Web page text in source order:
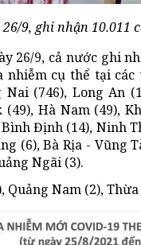
26/9, ghi nhận 10.011
26/9, cả nước ghi
nhiễm cụ thể tại
(746), Long An
Hà Nam (49),
Định (14), Ninh
(6), Bà Rịa - Vũng
Ngãi (3).
Nam (2),